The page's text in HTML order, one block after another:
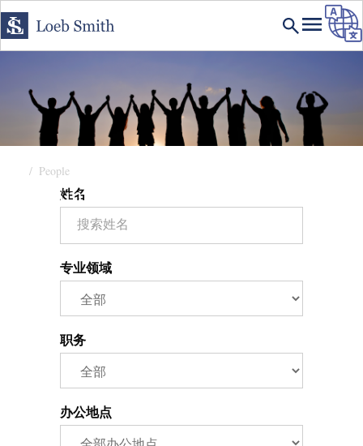
People
Loeb Smith 的专业团队
People Search Form
姓名
专业领域
职务
办公地点